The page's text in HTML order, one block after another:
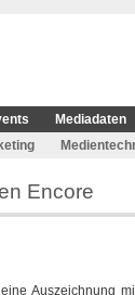
Mediadaten
Encore
Auszeichnung